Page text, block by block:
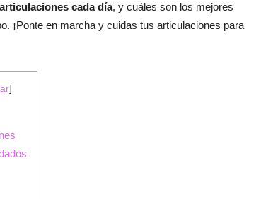
cada día, y cuáles son los mejores
¡Ponte en marcha y cuidas tus articulaciones para
]